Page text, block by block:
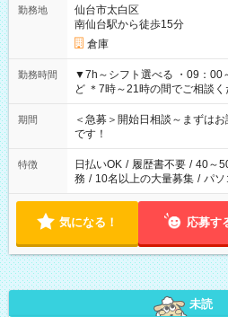
勤務地
仙台市太白区
南仙台駅から徒歩15分
倉庫
勤務時間
▼7h～シフト選べる ・09：00
ど ＊7時～21時の間でご相談く
期間
＜急募＞開始日相談～まずは
です！
特徴 日払いOK / 履歴書不要 / 40～
務 / 10名以上の大量募集 / パソ
気になる！ 応募す
未読